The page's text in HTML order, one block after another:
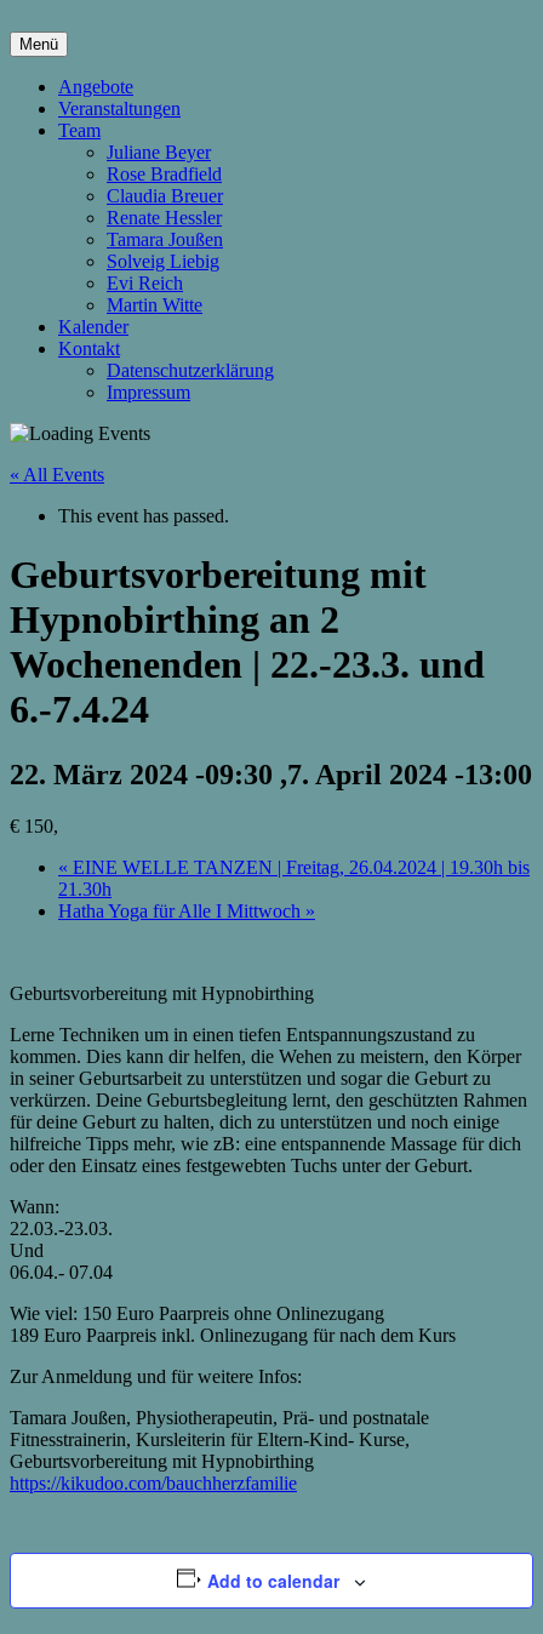
zum
InhaltDie Wachstumsfuge
Menü
Angebote
Veranstaltungen
Team
Juliane Beyer
Rose Bradfield
Claudia Breuer
Renate Hessler
Tamara Joußen
Solveig Liebig
Evi Reich
Martin Witte
Kalender
Kontakt
Datenschutzerklärung
Impressum
« All Events
This event has passed.
Geburtsvorbereitung mit
Hypnobirthing an 2
Wochenenden | 22.-23.3. und
6.-7.4.24
22. März 2024 -09:30 ,7. April 2024 -13:00
€ 150,
« EINE WELLE TANZEN | Freitag, 26.04.2024 | 19.30h bis
21.30h
Hatha Yoga für Alle I Mittwoch »
Geburtsvorbereitung mit Hypnobirthing
Lerne Techniken um in einen tiefen Entspannungszustand zu
kommen. Dies kann dir helfen, die Wehen zu meistern, den Körper
in seiner Geburtsarbeit zu unterstützen und sogar die Geburt zu
verkürzen. Deine Geburtsbegleitung lernt, den geschützten Rahmen
für deine Geburt zu halten, dich zu unterstützen und noch einige
hilfreiche Tipps mehr, wie zB: eine entspannende Massage für dich
oder den Einsatz eines festgewebten Tuchs unter der Geburt.
Wann:
22.03.-23.03.
Und
06.04.- 07.04
Wie viel: 150 Euro Paarpreis ohne Onlinezugang
189 Euro Paarpreis inkl. Onlinezugang für nach dem Kurs
Zur Anmeldung und für weitere Infos:
Tamara Joußen, Physiotherapeutin, Prä- und postnatale
Fitnesstrainerin, Kursleiterin für Eltern-Kind- Kurse,
Geburtsvorbereitung mit Hypnobirthing
https://kikudoo.com/bauchherzfamilie
Add to calendar